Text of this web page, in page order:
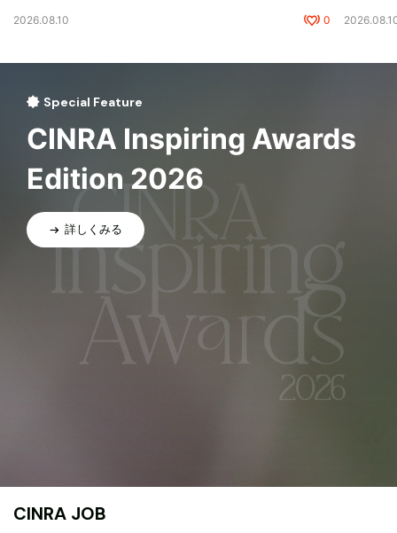
2026.08.10 0
Special Feature
CINRA Inspiring Awards
Edition 2026
詳しくみる
CINRA JOB